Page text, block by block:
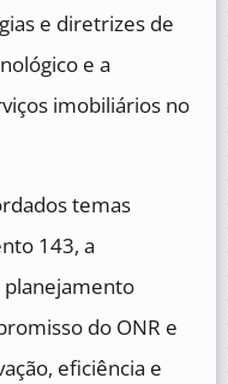
e diretrizes de
e a
imobiliários no
temas
143, a
planejamento
do ONR e
eficiência e